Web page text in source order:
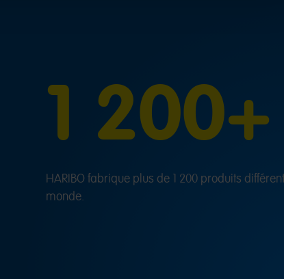
1 200+
HARIBO fabrique plus de 1 200 produits
monde.